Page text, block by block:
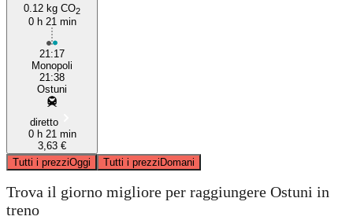
0.12 kg CO2
0 h 21 min
21:17
Monopoli
21:38
Ostuni
diretto
0 h 21 min
3,63 €
Tutti i prezziOggi Tutti i prezziDomani
Trova il giorno migliore per raggiungere Ostuni in
treno